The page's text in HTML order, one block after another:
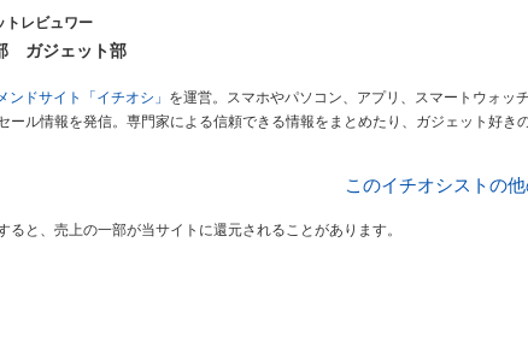
トレビュワー
ガジェット部
ンドサイト「イチオシ」 を運営。スマホやパソコン、アプリ、スマートウォッ
ール情報を発信。専門家による信頼できる情報をまとめたり、ガジェット好き
このイチオシストの
と、売上の一部が当サイトに還元されることがあります。